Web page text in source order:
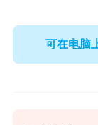
可在电脑